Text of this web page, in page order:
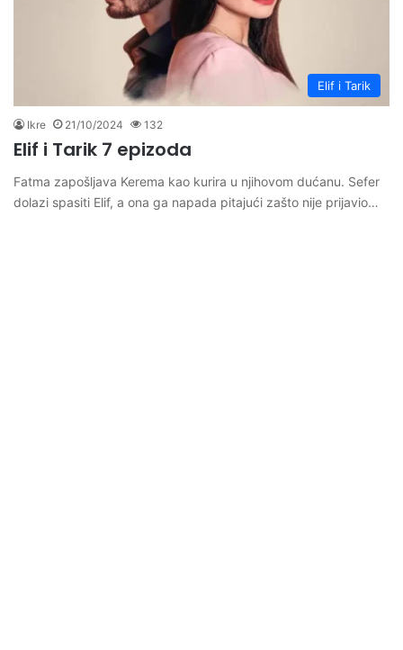
Elif i Tarik
Ikre 21/10/2024 132
Elif i Tarik 7 epizoda
Fatma zapošljava Kerema kao kurira u njihovom dućanu. Sefer
dolazi spasiti Elif, a ona ga napada pitajući zašto nije prijavio…